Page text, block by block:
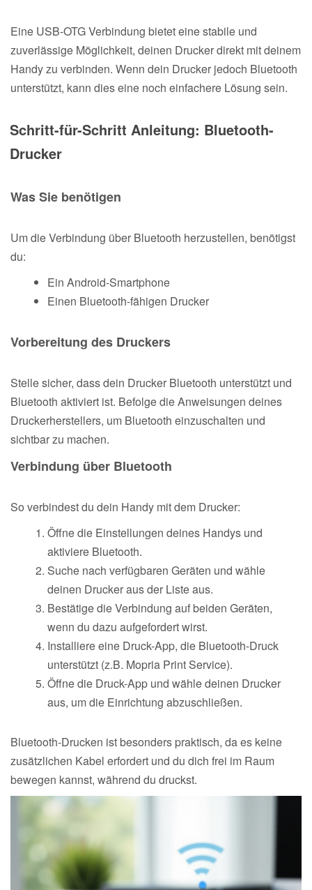
Eine USB-OTG Verbindung bietet eine stabile und
zuverlässige Möglichkeit, deinen Drucker direkt mit deinem
Handy zu verbinden. Wenn dein Drucker jedoch Bluetooth
unterstützt, kann dies eine noch einfachere Lösung sein.
Schritt-für-Schritt Anleitung: Bluetooth-
Drucker
Was Sie benötigen
Um die Verbindung über Bluetooth herzustellen, benötigst
du:
Ein Android-Smartphone
Einen Bluetooth-fähigen Drucker
Vorbereitung des Druckers
Stelle sicher, dass dein Drucker Bluetooth unterstützt und
Bluetooth aktiviert ist. Befolge die Anweisungen deines
Druckerherstellers, um Bluetooth einzuschalten und
sichtbar zu machen.
Verbindung über Bluetooth
So verbindest du dein Handy mit dem Drucker:
Öffne die Einstellungen deines Handys und
aktiviere Bluetooth.
Suche nach verfügbaren Geräten und wähle
deinen Drucker aus der Liste aus.
Bestätige die Verbindung auf beiden Geräten,
wenn du dazu aufgefordert wirst.
Installiere eine Druck-App, die Bluetooth-Druck
unterstützt (z.B. Mopria Print Service).
Öffne die Druck-App und wähle deinen Drucker
aus, um die Einrichtung abzuschließen.
Bluetooth-Drucken ist besonders praktisch, da es keine
zusätzlichen Kabel erfordert und du dich frei im Raum
bewegen kannst, während du druckst.